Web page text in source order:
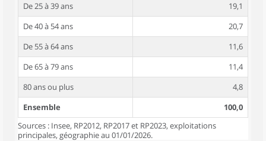
De 25 à 39 ans
19,1
De 40 à 54 ans
20,7
De 55 à 64 ans
11,6
De 65 à 79 ans
11,4
80 ans ou plus
4,8
Ensemble
100,0
Sources : Insee, RP2012, RP2017 et RP2023, exploitations
principales, géographie au 01/01/2026.